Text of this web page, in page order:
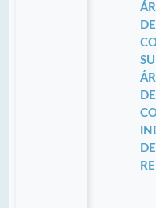
DE
DE
DE